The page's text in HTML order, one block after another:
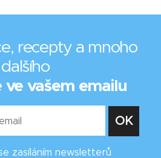
recepty a mnoho
dalšího
ve vašem emailu
zasíláním newsletterů